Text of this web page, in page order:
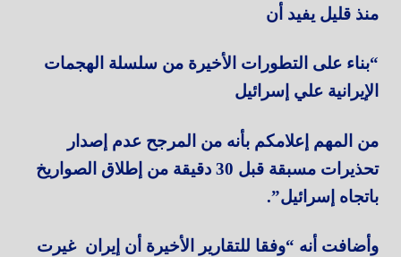
منذ قليل يفيد أن
“بناء على التطورات الأخيرة من سلسلة الهجمات
الإيرانية علي إسرائيل
من المهم إعلامكم بأنه من المرجح عدم إصدار
تحذيرات مسبقة قبل 30 دقيقة من إطلاق الصواريخ
باتجاه إسرائيل”.
وأضافت أنه “وفقا للتقارير الأخيرة أن إيران غيرت